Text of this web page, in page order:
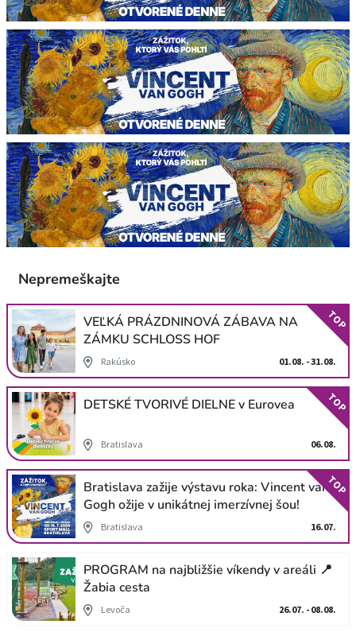
Nepremeškajte
VEĽKÁ PRÁZDNINOVÁ ZÁBAVA NA
ZÁMKU SCHLOSS HOF
Rakúsko 01.08. - 31.08.
TOP
DETSKÉ TVORIVÉ DIELNE v Eurovea
Bratislava 06.08.
TOP
Bratislava zažije výstavu roka: Vincent van
Gogh ožije v unikátnej imerzívnej šou!
Bratislava 16.07.
TOP
PROGRAM na najbližšie víkendy v areáli 📍
Žabia cesta
Levoča 26.07. - 08.08.